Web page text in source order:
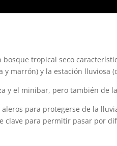
tropical seco
marrón) y la estación lluviosa
y el minibar, pero también de
para protegerse de la
clave para permitir pasar por